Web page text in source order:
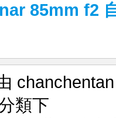
85mm f2
類下